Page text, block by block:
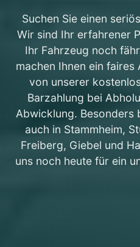
Suchen Sie einen
Wir sind Ihr erfahrener
Ihr Fahrzeug noch
machen Ihnen ein
von unserer
Barzahlung bei
Abwicklung. Besonders
auch in Stammheim,
Freiberg, Giebel und
uns noch heute für ein